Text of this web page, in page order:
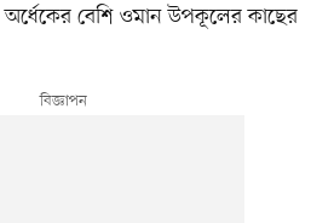
বেশি ওমান উপকূলের কাছের